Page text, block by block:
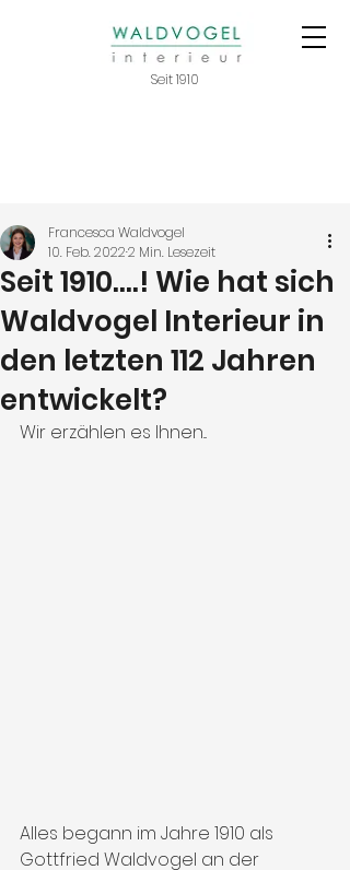
Seit 1910
Seit 1910....! Wie hat sich
Waldvogel Interieur in
den letzten 112 Jahren
entwickelt?
Francesca Waldvogel
10. Feb. 20222 Min. Lesezeit
Wir erzählen es Ihnen...
Alles begann im Jahre 1910 als
Gottfried Waldvogel an der